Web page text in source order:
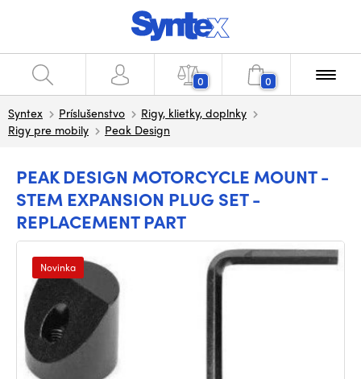
0 0
Syntex Príslušenstvo
Rigy, klietky, doplnky
Rigy pre mobily
Peak Design
PEAK DESIGN MOTORCYCLE MOUNT -
STEM EXPANSION PLUG SET -
REPLACEMENT PART
Novinka